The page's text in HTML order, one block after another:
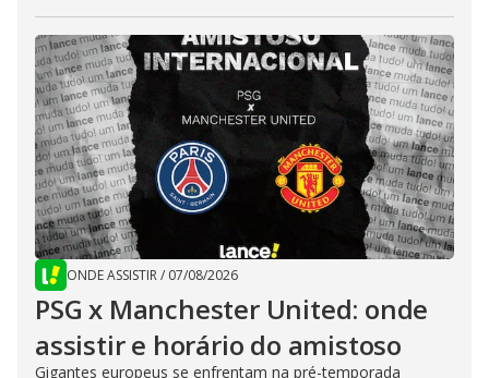
ONDE ASSISTIR/ 07/08/2026
PSG x Manchester United: onde
assistir e horário do amistoso
Gigantes europeus se enfrentam na pré-temporada